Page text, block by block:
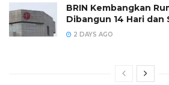
BRIN Kembangkan
Dibangun 14 Hari dan
2 DAYS AGO